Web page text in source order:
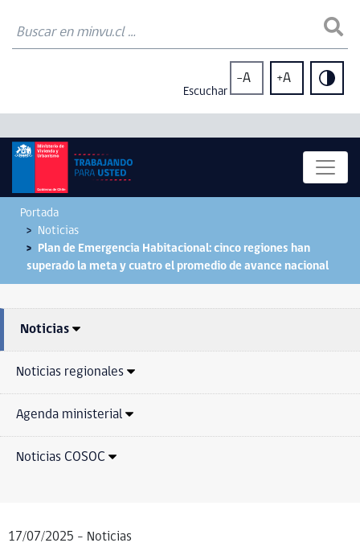
Escuchar
-A +A
Portada
Noticias
Plan de Emergencia Habitacional: cinco regiones han
superado la meta y cuatro el promedio de avance nacional
Noticias
Noticias regionales
Agenda ministerial
Noticias COSOC
17/07/2025 - Noticias